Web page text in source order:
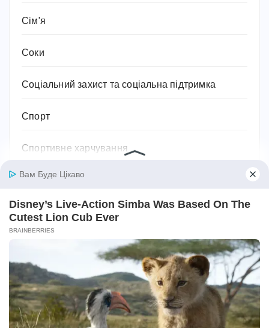
Сім'я
Соки
Соціальний захист та соціальна підтримка
Спорт
Спортивне харчування
Супільство
Тваринництво
Технології, техніка та гаджети
Традиції
Трудове законодавство